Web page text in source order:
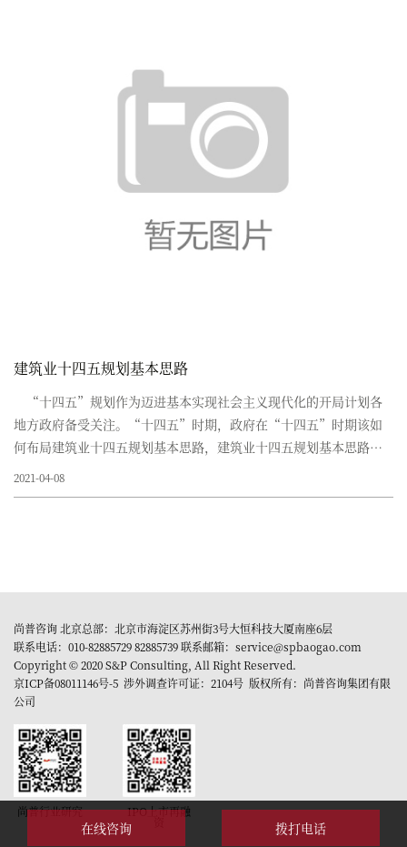
建筑业十四五规划基本思路
“十四五”规划作为迈进基本实现社会主义现代化的开局计划各
地方政府备受关注。“十四五”时期，政府在“十四五”时期该如
何布局建筑业十四五规划基本思路，建筑业十四五规划基本思路方
2021-04-08
尚普咨询 北京总部：北京市海淀区苏州街3号大恒科技大厦南座6层
联系电话：010-82885729 82885739 联系邮箱：service@spbaogao.com
Copyright © 2020 S&P Consulting, All Right Reserved.
京ICP备08011146号-5 涉外调查许可证：2104号 版权所有：尚普咨询集团有限
公司
尚普行业研究 IPO上市再融
在线咨询 拨打电话